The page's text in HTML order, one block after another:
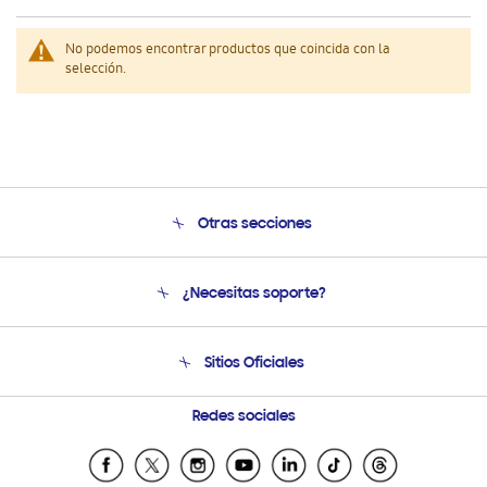
No podemos encontrar productos que coincida con la
selección.
Otras secciones
Soporte
Seguimiento de tu pedido
Condiciones de Compra
¿Necesitas soporte?
Soporte vía eMail
Preguntas Frecuentes
Sitios Oficiales
Samsung Costa Rica
Samsung Ecuador
Samsung El Salvador
Redes sociales